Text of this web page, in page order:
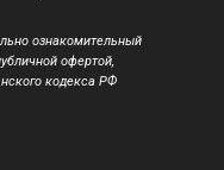
ознакомительный
офертой,
кодекса РФ